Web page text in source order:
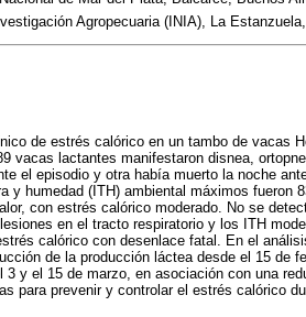
Agropecuaria (INIA), La
de estrés calórico en un tambo de vacas
vacas lactantes manifestaron disnea,
el episodio y otra había muerto la noche
y humedad (ITH) ambiental máximos fueron
con estrés calórico moderado. No se
en el tracto respiratorio y los ITH
calórico con desenlace fatal. En el
de la producción láctea desde el 15 de
3 y el 15 de marzo, en asociación con una
para prevenir y controlar el estrés calórico